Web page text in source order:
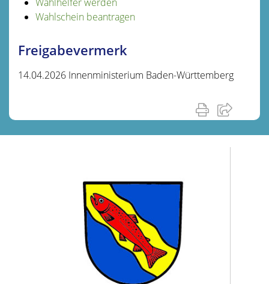
Wahlschein beantragen
Freigabevermerk
14.04.2026 Innenministerium Baden-Württemberg